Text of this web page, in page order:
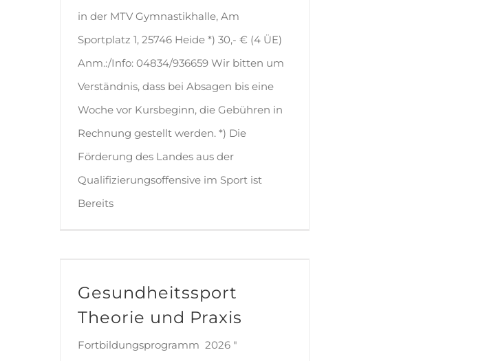
in der MTV Gymnastikhalle, Am
Sportplatz 1, 25746 Heide *) 30,- € (4 ÜE)
Anm.:/Info: 04834/936659 Wir bitten um
Verständnis, dass bei Absagen bis eine
Woche vor Kursbeginn, die Gebühren in
Rechnung gestellt werden. *) Die
Förderung des Landes aus der
Qualifizierungsoffensive im Sport ist
Bereits
Gesundheitssport
Theorie und Praxis
Fortbildungsprogramm 2026 "